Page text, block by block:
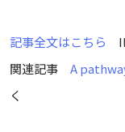
記事全文はこちら
関連記事 A
く